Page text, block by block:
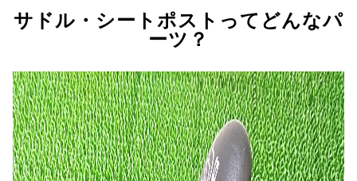
サドル・シートポストってどんなパ
ーツ？